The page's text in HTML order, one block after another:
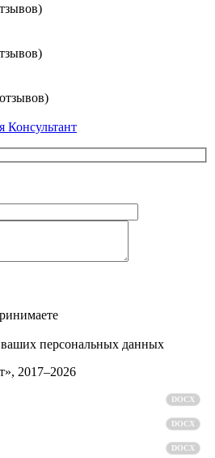
отзывов)
персональных данных
2017–2026
DOCX
DOCX
DOCX